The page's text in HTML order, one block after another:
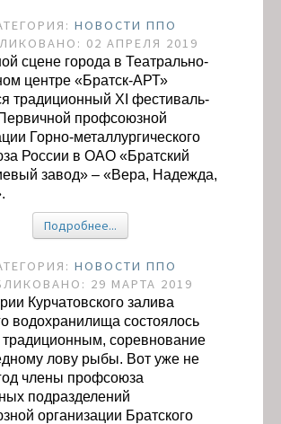
НОВОСТИ ППО
02 АПРЕЛЯ 2019
сцене города в Театрально-
центре «Братск-АРТ»
традиционный XI фестиваль-
профсоюзной
Горно-металлургического
России в ОАО «Братский
завод» – «Вера, Надежда,
Подробнее...
НОВОСТИ ППО
29 МАРТА 2019
Курчатовского залива
водохранилища состоялось
соревнование
лову рыбы. Вот уже не
члены профсоюза
подразделений
организации Братского